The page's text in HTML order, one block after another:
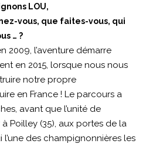
LOU,
vous, que faites-vous, qui
… ?
2009, l’aventure démarre
en 2015, lorsque nous nous
notre propre
en France ! Le parcours a
avant que l’unité de
Poilley (35), aux portes de la
l’une des champignonnières les